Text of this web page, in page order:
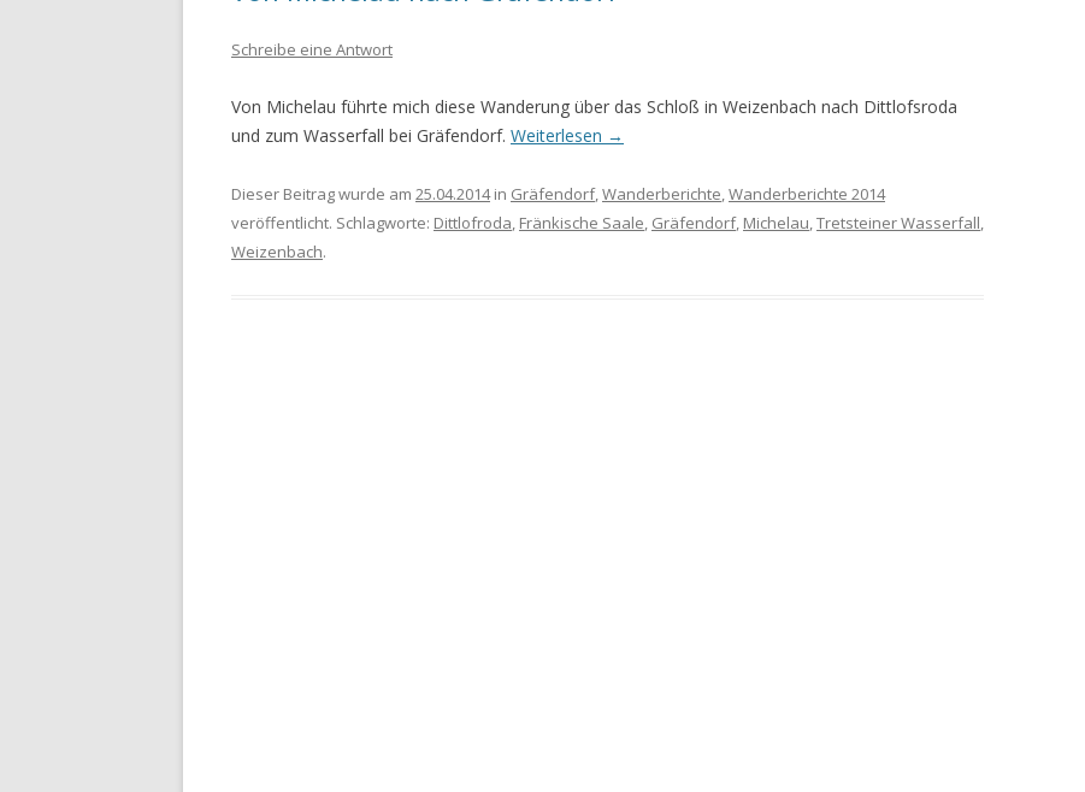
MEINE WANDERUNGEN VOM
KREUZBERG BIS HAMMELBURG
WANDERURLAUB FÜSSEN 2022
WANDERURLAUB IM OBEREN
MAINTAL
Schreibe eine Antwort
Von Michelau führte mich diese Wanderung über das Schloß in Weizenbach nach Dittlofsroda
und zum Wasserfall bei Gräfendorf. Weiterlesen →
Dieser Beitrag wurde am 25.04.2014in Gräfendorf,Wanderberichte,Wanderberichte 2014
veröffentlicht. Schlagworte: Dittlofroda, Fränkische Saale, Gräfendorf, Michelau,Tretsteiner Wasserfall,
Weizenbach.